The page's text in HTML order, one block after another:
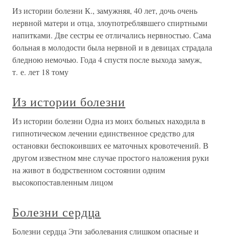
Из истории болезни К., замужняя, 40 лет, дочь очень
нервной матери и отца, злоупотреблявшего спиртными
напитками. Две сестры ее отличались нервностью. Сама
больная в молодости была нервной и в девицах страдала
бледною немочью. Года 4 спустя после выхода замуж,
т. е. лет 18 тому
Из истории болезни
Из истории болезни Одна из моих больных находила в
гипнотическом лечении единственное средство для
остановки беспокоивших ее маточных кровотечений. В
другом известном мне случае простого наложения руки
на живот в бодрственном состоянии одним
высокопоставленным лицом
Болезни сердца
Болезни сердца Эти заболевания слишком опасные и